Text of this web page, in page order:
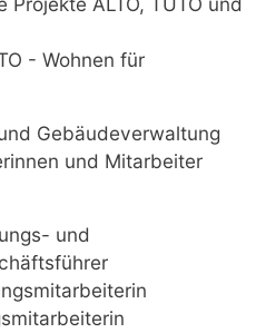
- Wohnen für
Gebäudeverwaltung
und Mitarbeiter
und